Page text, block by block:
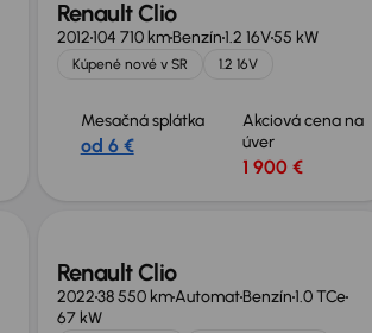
Renault Clio
2012104 710 kmBenzín1.2 16V55 kW
Kúpené nové v SR 1.2 16V
Mesačná splátka
od 6 €
Akciová cena na
úver
1 900 €
Renault Clio
202238 550 kmAutomatBenzín1.0 TCe
67 kW